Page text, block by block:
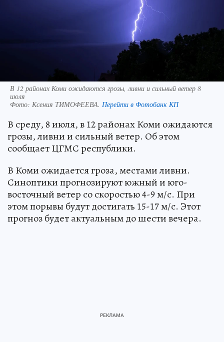
В 12 районах Коми ожидаются грозы, ливни и сильный ветер 8
июля
Фото: Ксения ТИМОФЕЕВА. Перейти в Фотобанк КП
В среду, 8 июля, в 12 районах Коми ожидаются
грозы, ливни и сильный ветер. Об этом
сообщает ЦГМС республики.
В Коми ожидается гроза, местами ливни.
Синоптики прогнозируют южный и юго-
восточный ветер со скоростью 4-9 м/с. При
этом порывы будут достигать 15-17 м/с. Этот
прогноз будет актуальным до шести вечера.